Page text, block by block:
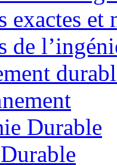
exactes et
de
Durable